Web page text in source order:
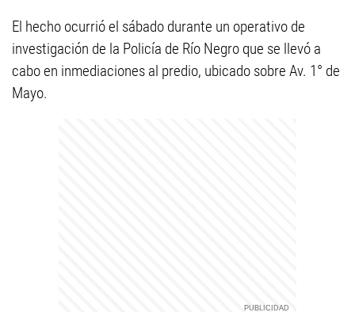
El hecho ocurrió el sábado durante un operativo de
investigación de la Policía de Río Negro que se llevó a
cabo en inmediaciones al predio, ubicado sobre Av. 1° de
Mayo.